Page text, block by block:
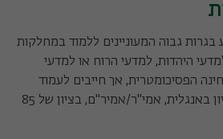
גבוה המעוניינים ללמוד במחלקות
היהדות, למדעי הרוח או למדעי
הפסיכומטרית, אך חייבים לעמוד
בהצלחה בבחינת המיון באנגלית, אמי"ר/אמיר"ם, בציון של 85